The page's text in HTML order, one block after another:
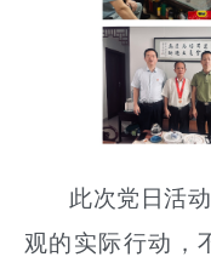
此次党日活动
观的实际行动，